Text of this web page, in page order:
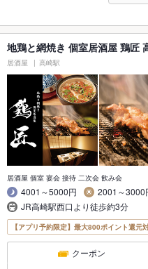
地鶏と網焼き 個室居酒屋 鶏匠
居酒屋 高崎駅
居酒屋 個室 宴会 接待 二次会 飲み会
4001～5000円
2001～3000
JR高崎駅西口より徒歩約3分
【アプリ予約限定】最大800ポイント還元
クーポン